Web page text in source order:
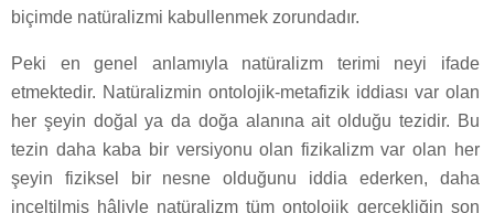
biçimde natüralizmi kabullenmek zorundadır.
Peki en genel anlamıyla natüralizm terimi neyi ifade
etmektedir. Natüralizmin ontolojik-metafizik iddiası var olan
her şeyin doğal ya da doğa alanına ait olduğu tezidir. Bu
tezin daha kaba bir versiyonu olan fizikalizm var olan her
şeyin fiziksel bir nesne olduğunu iddia ederken, daha
inceltilmiş hâliyle natüralizm tüm ontolojik gerçekliğin son